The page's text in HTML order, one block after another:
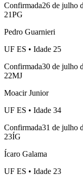
Confirmada26 de julho
21PG
Pedro Guarnieri
UF ES • Idade 25
Confirmada30 de julho
22MJ
Moacir Junior
UF ES • Idade 34
Confirmada31 de julho
23ÍG
Ícaro Galama
UF ES • Idade 23